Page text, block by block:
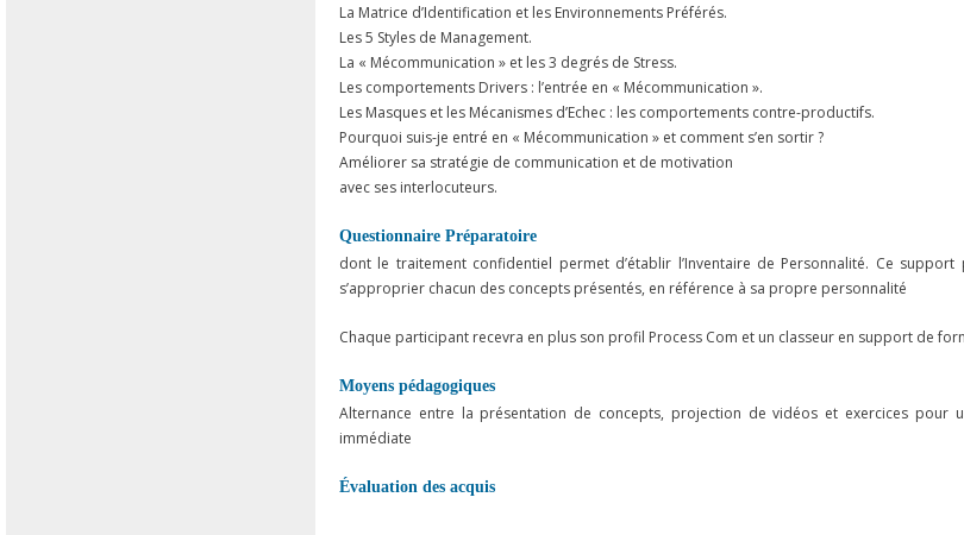
La Matrice d’Identification et les Environnements Préférés.
Les 5 Styles de Management.
La « Mécommunication » et les 3 degrés de Stress.
Les comportements Drivers : l’entrée en « Mécommunication ».
Les Masques et les Mécanismes d’Echec : les comportements contre-productifs.
Pourquoi suis-je entré en « Mécommunication » et comment s’en sortir ?
Améliorer sa stratégie de communication et de motivation
avec ses interlocuteurs.
Questionnaire Préparatoire
dont le traitement confidentiel permet d’établir l’Inventaire de Personnalité. Ce
s’approprier chacun des concepts présentés, en référence à sa propre personnalité
Chaque participant recevra en plus son profil Process Com et un classeur en support de
Moyens pédagogiques
Alternance entre la présentation de concepts, projection de vidéos et exercices pour
immédiate
Évaluation des acquis